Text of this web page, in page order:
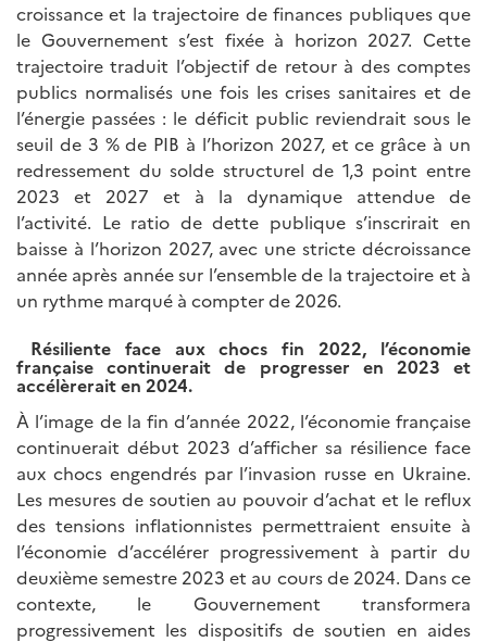
croissance et la trajectoire de finances publiques que
le Gouvernement s’est fixée à horizon 2027. Cette
trajectoire traduit l’objectif de retour à des comptes
publics normalisés une fois les crises sanitaires et de
l’énergie passées : le déficit public reviendrait sous le
seuil de 3 % de PIB à l’horizon 2027, et ce grâce à un
redressement du solde structurel de 1,3 point entre
2023 et 2027 et à la dynamique attendue de
l’activité. Le ratio de dette publique s’inscrirait en
baisse à l’horizon 2027, avec une stricte décroissance
année après année sur l’ensemble de la trajectoire et à
un rythme marqué à compter de 2026.
Résiliente face aux chocs fin 2022, l’économie
française continuerait de progresser en 2023 et
accélèrerait en 2024.
À l’image de la fin d’année 2022, l’économie française
continuerait début 2023 d’afficher sa résilience face
aux chocs engendrés par l’invasion russe en Ukraine.
Les mesures de soutien au pouvoir d’achat et le reflux
des tensions inflationnistes permettraient ensuite à
l’économie d’accélérer progressivement à partir du
deuxième semestre 2023 et au cours de 2024. Dans ce
contexte, le Gouvernement transformera
progressivement les dispositifs de soutien en aides